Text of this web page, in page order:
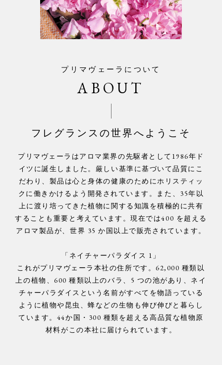
プリマヴェーラについて
ABOUT
フレグランスの世界へようこそ
プリマヴェーラはアロマ業界の先駆者として1986年ド
イツに誕生しました。厳しい基準に基づいて品質にこ
だわり、製品は心と身体の健康のためにホリスティッ
クに働きかけるよう開発されています。また、35年以
上に渡り培ってきた植物に関する知識を積極的に共有
することも重要と考えています。現在では400 を超える
アロマ製品が、世界 35 か国以上で販売されています。
「ネイチャーパラダイス 1」
これがプリマヴェーラ本社の住所です。62,000 種類以
上の植物、600 種類以上のバラ、5 つの池があり、ネイ
チャーパラダイスという名前がすべてを物語っている
ように植物や昆虫、蜂などの生物も伸び伸びと暮らし
ています。44か国・300 種類を超える高品質な植物原
材料がこの本社に届けられています。